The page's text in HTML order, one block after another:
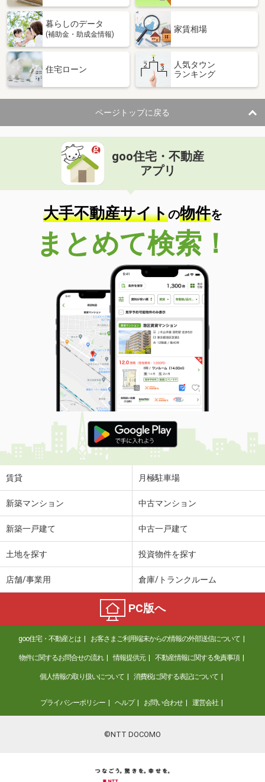
暮らしのデータ
(補助金・助成金情報)
家賃相場
住宅ローン
人気タウン
ランキング
ページトップに戻る
goo住宅・不動産
アプリ
大手不動産サイトの物件を
まとめて検索！
賃貸 月極駐車場
新築マンション 中古マンション
新築一戸建て 中古一戸建て
土地を探す 投資物件を探す
店舗/事業用 倉庫/トランクルーム
PC版へ
goo住宅・不動産とは お客さまご利用端末からの情報の外部送信について
物件に関するお問合せの流れ 情報提供元 不動産情報に関する免責事項
個人情報の取り扱いについて 消費税に関する表記について
プライバシーポリシー ヘルプ お問い合わせ 運営会社
©NTT DOCOMO